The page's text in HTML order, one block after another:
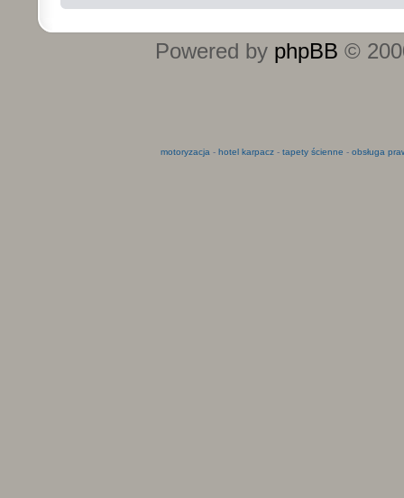
Powered by phpBB ©
motoryzacja - hotel karpacz- tapety ścienne - obsługa